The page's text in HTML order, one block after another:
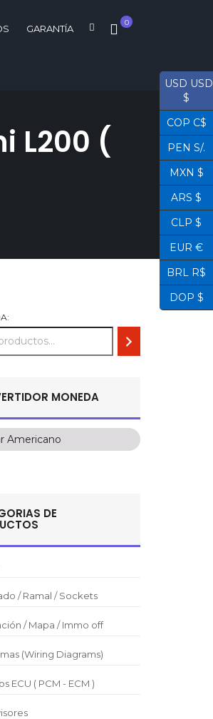
0
GARANTÍA
L200 (
MONEDA
Americano
DE
/ Ramal / Sockets
/ Mapa / Immo off
(Wiring Diagrams)
ECU ( PCM - ECM )
USD USD
$
COP C$
PEN S/.
MXN $
ARS $
CLP $
EUR €
BRL R$
DOP $